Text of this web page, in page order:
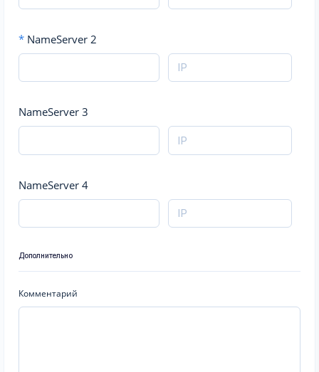
* NameServer 2
NameServer 3
NameServer 4
Дополнительно
Комментарий